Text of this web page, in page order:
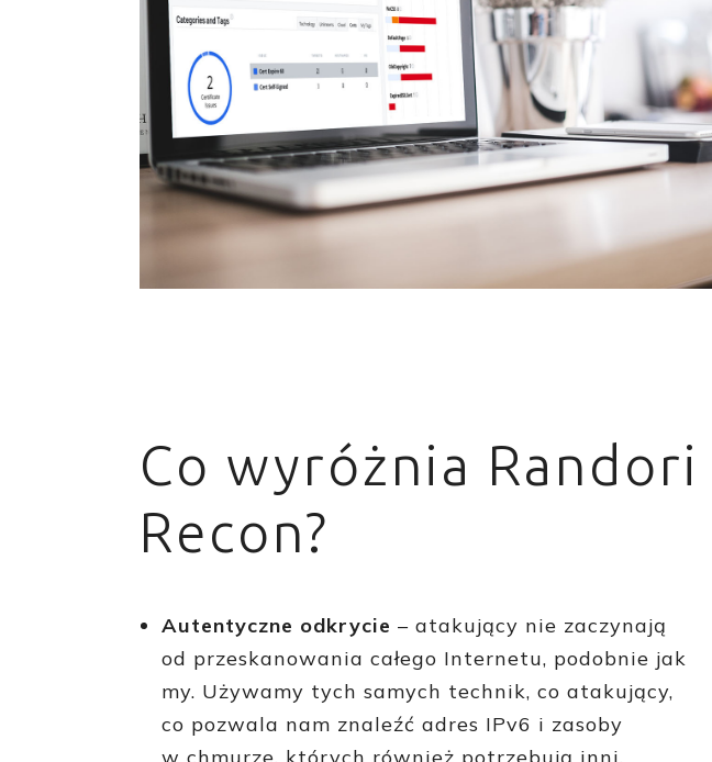
Co wyróżnia Randori
Recon?
Autentyczne odkrycie – atakujący nie zaczynają
od przeskanowania całego Internetu, podobnie jak
my. Używamy tych samych technik, co atakujący,
co pozwala nam znaleźć adres IPv6 i zasoby